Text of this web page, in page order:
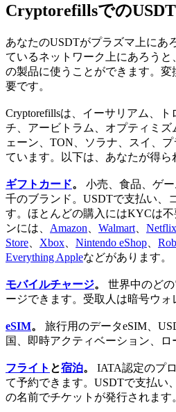
Cryptorefillsでの
あなたのUSDTがプラズマ上にあ
ているネットワーク上にあろうと
の製品に使うことができます。
要です。
Cryptorefillsは、イーサリアム、
チ、アービトラム、オプティミ
ェーン、TON、ソラナ、スイ、
ています。以下は、あなたが得ら
ギフトカード。
小売、食品、ゲ
千のブランド。USDTで支払い、
す。ほとんどの購入にはKYCは
ンには、 Amazon Walmart Netflix
Store
Xbox Nintendo eShop
Everything Appleなどがあります。
モバイルチャージ。
世界中のど
ージできます。受取人は暗号ウォ
eSIM。
旅行用のデータeSIM、
国、即時アクティベーション、ロ
フライト と宿泊。
IATA認定のプ
て予約できます。USDTで支払い
の名前でチケットが発行されます